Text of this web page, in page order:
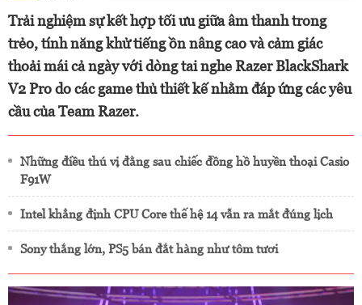
Trải nghiệm sự kết hợp tối ưu giữa âm thanh trong
trẻo, tính năng khử tiếng ồn nâng cao và cảm giác
thoải mái cả ngày với dòng tai nghe Razer BlackShark
V2 Pro do các game thủ thiết kế nhằm đáp ứng các yêu
cầu của Team Razer.
Những điều thú vị đằng sau chiếc đồng hồ huyền thoại Casio
F91W
Intel khẳng định CPU Core thế hệ 14 vẫn ra mắt đúng lịch
Sony thắng lớn, PS5 bán đắt hàng như tôm tươi